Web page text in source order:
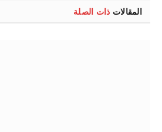
المقالات ذات الصلة